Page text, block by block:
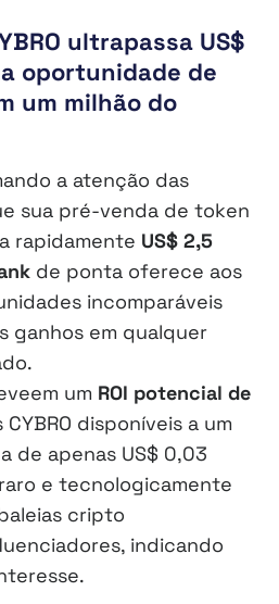
ultrapassa US$
oportunidade de
um milhão do
a atenção das
sua pré-venda de token
rapidamente US$ 2,5
de ponta oferece aos
incomparáveis
ganhos em qualquer
um ROI potencial de
disponíveis a um
de apenas US$ 0,03
e tecnologicamente
cripto
indicando